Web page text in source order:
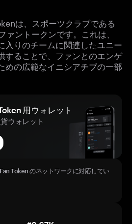
は、スポーツクラブである
ントークンです。これは、
入りのチームに関連したユニー
することで、ファンとのエンゲ
めの広範なイニシアチブの一部
用ウォレット
ウォレット
Token のネットワークに対応してい